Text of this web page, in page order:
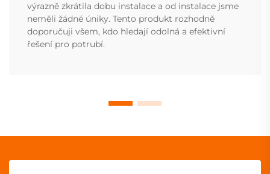
výrazně zkrátila dobu instalace a od instalace jsme
neměli žádné úniky. Tento produkt rozhodně
doporučuji všem, kdo hledají odolná a efektivní
řešení pro potrubí.